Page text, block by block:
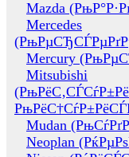
Mazda
Mercedes
Mercury
Mitsubishi
Mudan
Neoplan